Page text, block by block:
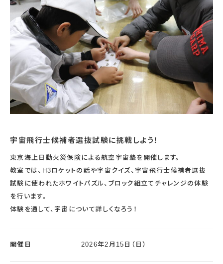
宇宙飛行士候補者選抜試験に挑戦しよう！
東京海上日動火災保険による航空宇宙塾を開催します。
教室では、H3ロケットの話や宇宙クイズ、宇宙飛行士候補者選抜
試験に使われたホワイトパズル、ブロック組立てチャレンジの体験
を行います。
体験を通して、宇宙について詳しくなろう！
開催日 2026年2月15日（日）